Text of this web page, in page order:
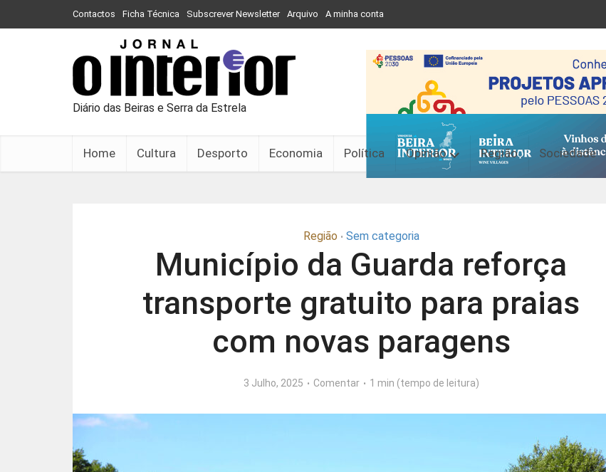
Contactos Ficha Técnica Subscrever Newsletter Arquivo A minha conta
Diário das Beiras e Serra da Estrela
Home Cultura Desporto Economia Política Opinião Região Sociedade
Região • Sem categoria
Município da Guarda reforça
transporte gratuito para praias
com novas paragens
3 Julho, 2025 Comentar 1 min (tempo de leitura)